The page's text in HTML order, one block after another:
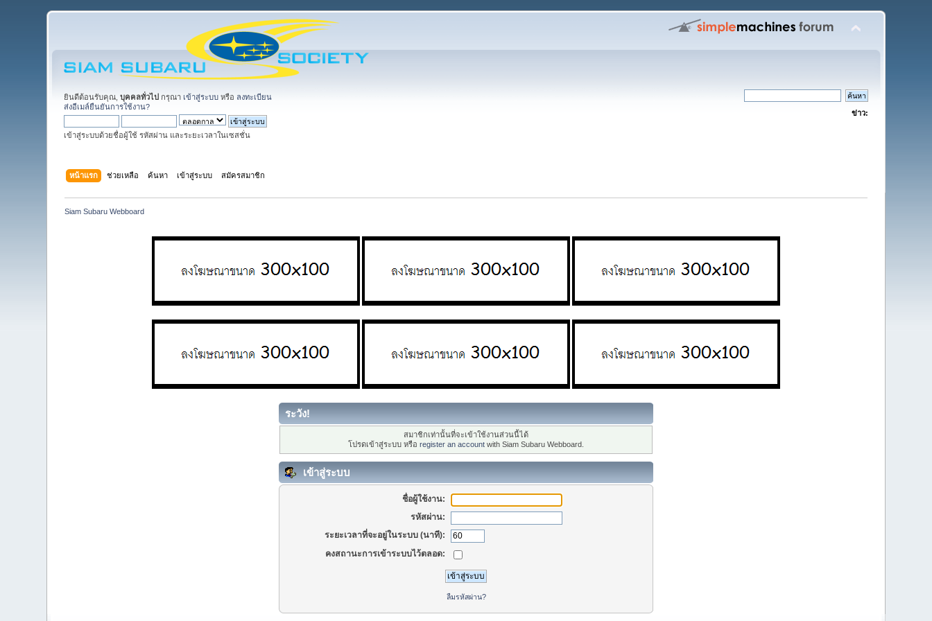
ยินดีต้อนรับคุณ,บุคคลทั่วไป กรุณา เข้าสู่ระบบ หรือ ลงทะเบียน
ส่งอีเมล์ยืนยันการใช้งาน?
เข้าสู่ระบบด้วยชื่อผู้ใช้ รหัสผ่าน และระยะเวลาในเซสชั่น
ข่าว:
หน้าแรก ช่วยเหลือ ค้นหา เข้าสู่ระบบ สมัครสมาชิก
Siam Subaru Webboard
ระวัง!
สมาชิกเท่านั้นที่จะเข้าใช้งานส่วนนี้ได้
โปรดเข้าสู่ระบบ หรือ register an account with Siam Subaru Webboard.
เข้าสู่ระบบ
ชื่อผู้ใช้งาน:
รหัสผ่าน:
ระยะเวลาที่จะอยู่ในระบบ (นาที):
คงสถานะการเข้าระบบไว้ตลอด:
ลืมรหัสผ่าน?